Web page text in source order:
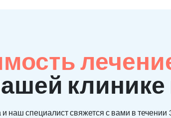
наш специалист свяжется с вами в течении